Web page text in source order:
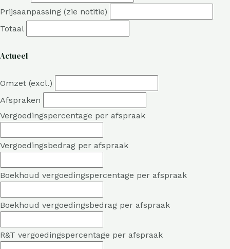
Prijsaanpassing (zie notitie)
Totaal
Actueel
Omzet (excl.)
Afspraken
Vergoedingspercentage per afspraak
Vergoedingsbedrag per afspraak
Boekhoud vergoedingspercentage per afspraak
Boekhoud vergoedingsbedrag per afspraak
R&T vergoedingspercentage per afspraak